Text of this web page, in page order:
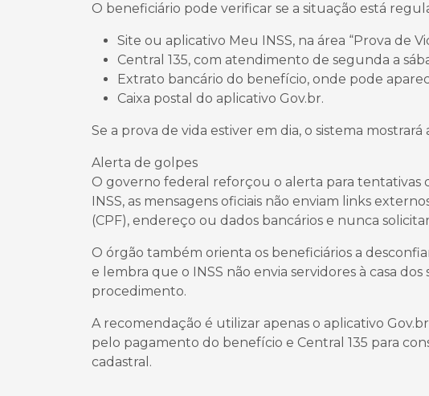
O beneficiário pode verificar se a situação está
Site ou aplicativo Meu INSS, na área “Prova de
Central 135, com atendimento de segunda a
Extrato bancário do benefício, onde pode
Caixa postal do aplicativo Gov.br.
Se a prova de vida estiver em dia, o sistema
Alerta de golpes
O governo federal reforçou o alerta para tentativas
INSS, as mensagens oficiais não enviam links
(CPF), endereço ou dados bancários e nunca
O órgão também orienta os beneficiários a
e lembra que o INSS não envia servidores à casa
procedimento.
A recomendação é utilizar apenas o aplicativo
pelo pagamento do benefício e Central 135 para
cadastral.